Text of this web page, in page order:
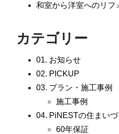
和室から洋室へのリフ
カテゴリー
01. お知らせ
02. PICKUP
03. プラン・施工事例
施工事例
04. PiNESTの住まいづ
60年保証